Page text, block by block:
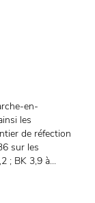
en-
les
de réfection
sur les
; BK 3,9 à...